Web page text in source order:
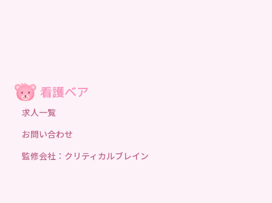
求人一覧
お問い合わせ
監修会社：クリティカルブレイン